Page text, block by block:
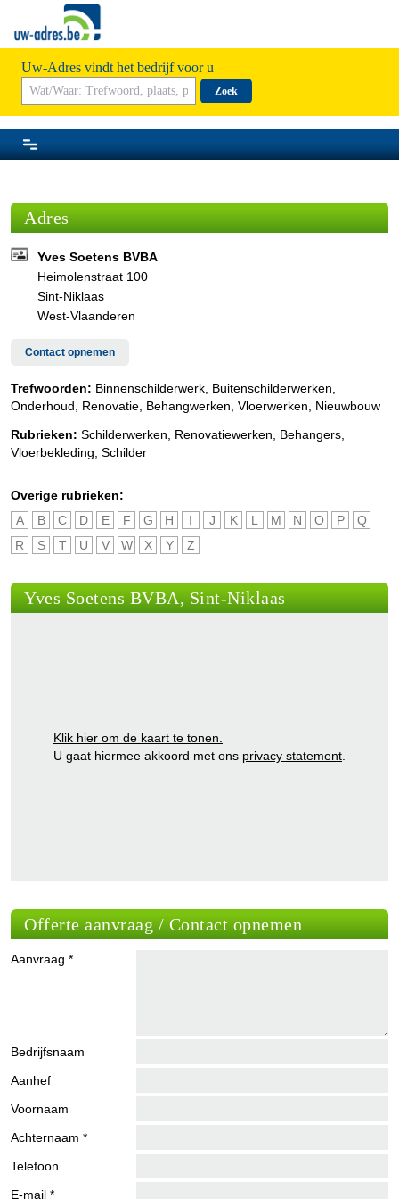
Uw-Adres vindt het bedrijf voor u
Zoek
Adres
Yves Soetens BVBA
Heimolenstraat 100
Sint-Niklaas
West-Vlaanderen
Contact opnemen
Trefwoorden: Binnenschilderwerk, Buitenschilderwerken,
Onderhoud, Renovatie, Behangwerken, Vloerwerken, Nieuwbouw
Rubrieken: Schilderwerken Renovatiewerken Behangers
Vloerbekleding Schilder
Overige rubrieken:
A
B C D E F G H I J K L M N O P
Q
R
S T U V W X Y Z
Yves Soetens BVBA, Sint-Niklaas
Klik hier om de kaart te tonen.
U gaat hiermee akkoord met ons privacy statement
Offerte aanvraag / Contact opnemen
Aanvraag *
Bedrijfsnaam
Aanhef
Voornaam
Achternaam *
Telefoon
E-mail *